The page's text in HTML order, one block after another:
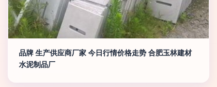
品牌 生产供应商厂家 今日行情价格走势 合肥玉林建材
水泥制品厂